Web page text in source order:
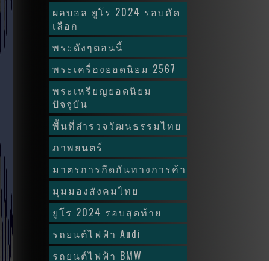
ผลบอล ยูโร 2024 รอบคัด
เลือก
พระดังๆตอนนี้
พระเครื่องยอดนิยม 2567
พระเหรียญยอดนิยม
ปัจจุบัน
พื้นที่สำรวจวัฒนธรรมไทย
ภาพยนตร์
มาตรการกีดกันทางการค้า
มุมมองสังคมไทย
ยูโร 2024 รอบสุดท้าย
รถยนต์ไฟฟ้า Audi
รถยนต์ไฟฟ้า BMW